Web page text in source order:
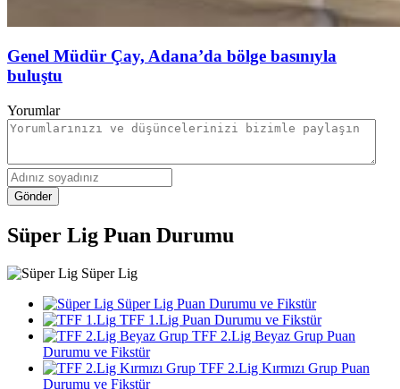
Genel Müdür Çay, Adana’da bölge basınıyla
buluştu
Yorumlar
Gönder
Süper Lig Puan Durumu
Süper Lig
Süper Lig Puan Durumu ve Fikstür
TFF 1.Lig Puan Durumu ve Fikstür
TFF 2.Lig Beyaz Grup Puan
Durumu ve Fikstür
TFF 2.Lig Kırmızı Grup Puan
Durumu ve Fikstür